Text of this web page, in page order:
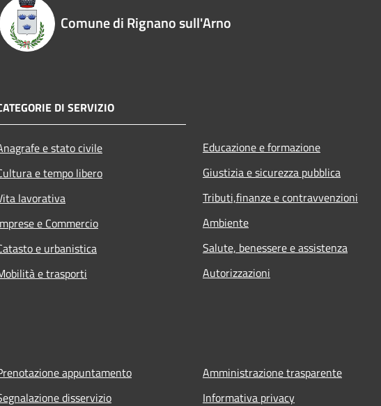
Comune di Rignano sull'Arno
DI SERVIZIO
e stato civile
e tempo libero
lavorativa
e Commercio
e urbanistica
e trasporti
Educazione e formazione
Giustizia e sicurezza pubblica
Tributi,finanze e contravvenzioni
Ambiente
Salute, benessere e assistenza
Autorizzazioni
appuntamento
disservizio
Amministrazione trasparente
Informativa privacy